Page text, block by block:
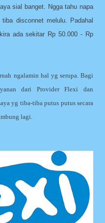
disconnet melulu. Padahal
ada sekitar Rp 50.000 - Rp
ngalamin hal yg serupa. Bagi
dari Provider Flexi dan
yg tiba-tiba putus putus secara
lagi.